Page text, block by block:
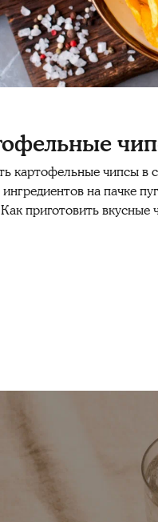
картофельныечипсыв
ингредиентовна пачке
приготовитьвкусные